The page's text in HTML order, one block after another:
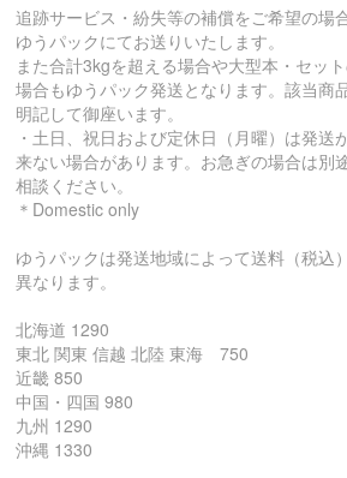
追跡サービス・紛失等の補償をご希望の場
ゆうパックにてお送りいたします。
また合計3kgを超える場合や大型本・セッ
場合もゆうパック発送となります。該当商
明記して御座います。
・土日、祝日および定休日（月曜）は発送
来ない場合があります。お急ぎの場合は別
相談ください。
＊Domestic only
ゆうパックは発送地域によって送料（税込
異なります。
北海道 1290
東北 関東 信越 北陸 東海 750
近畿 850
中国・四国 980
九州 1290
沖縄 1330